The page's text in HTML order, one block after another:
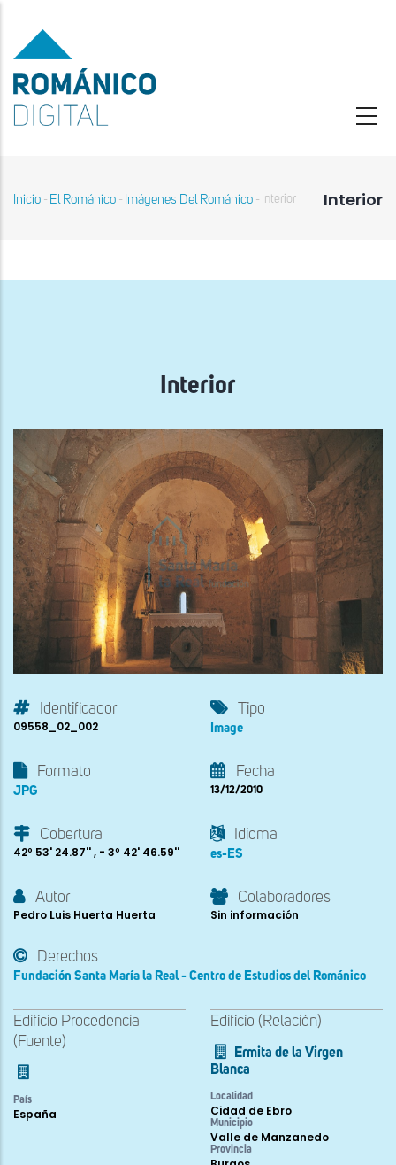
contenido
principal
Interior
Sobrescribir
navegación
Inicio - El Románico - Imágenes Del Románico - Interior
Interior
Identificador
09558_02_002
Tipo
Image
Formato
JPG
Fecha
13/12/2010
Cobertura
42º 53' 24.87'' , - 3º 42' 46.59''
Idioma
es-ES
Autor
Pedro Luis Huerta Huerta
Colaboradores
Sin información
Derechos
Fundación Santa María la Real - Centro de Estudios del Románico
Edificio Procedencia
(Fuente)
País
España
Edificio (Relación)
Ermita de la Virgen
Blanca
Localidad
Cidad de Ebro
Municipio
Valle de Manzanedo
Provincia